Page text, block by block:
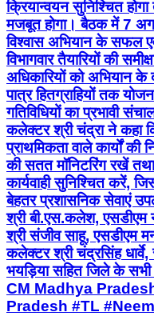
क्रियान्वयन सुनिश्चित
मजबूत होगा। बैठक में 7
विश्वास अभियान के सफल
विभागवार तैयारियों की
अधिकारियों को अभियान
पात्र हितग्राहियों तक
गतिविधियों का प्रभावी
कलेक्टर श्री चंद्रा ने कहा
प्राथमिकता वाले कार्यों
की सतत मॉनिटरिंग रखें
कार्यवाही सुनिश्चित करें,
बेहतर प्रशासनिक सेवाएं
श्री बी.एस.कलेश, एसडीएम
श्री संजीव साहू, एसडीएम
कलेक्टर श्री चंद्रसिंह
भयड़िया सहित जिले के सभी
CM Madhya
Pradesh #TL